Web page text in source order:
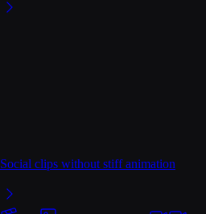
Social clips without stiff animation